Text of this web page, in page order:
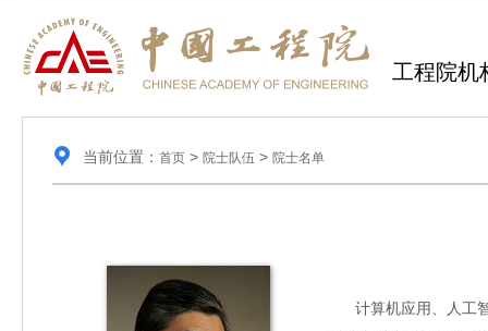
工程院机
当前位置： 首页> 院士队伍 > 院士名单
计算机应用、人工智